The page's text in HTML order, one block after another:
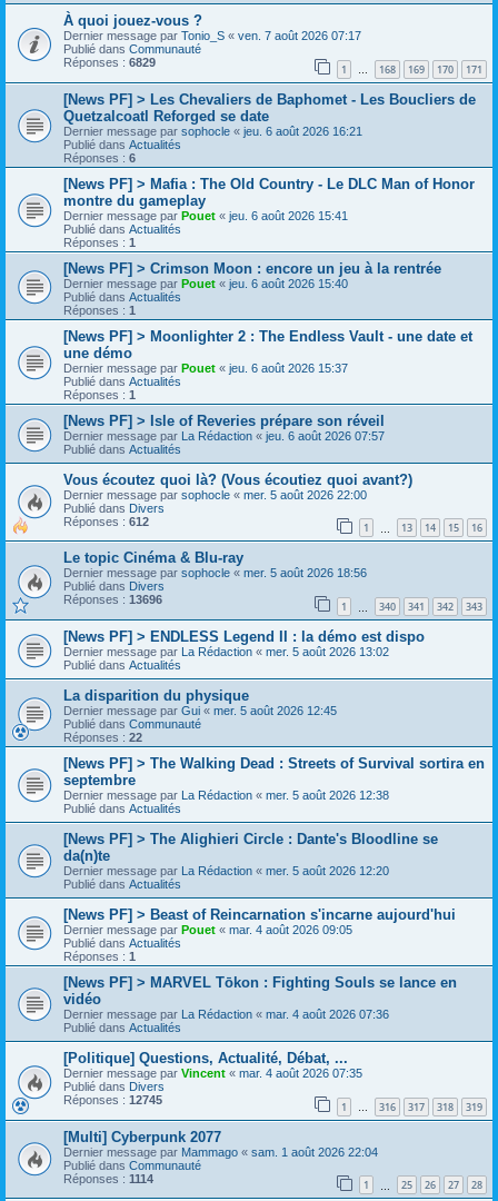
À quoi jouez-vous ?
Dernier message par Tonio_S « ven. 7 août 2026 07:17
Publié dans Communauté
Réponses : 6829 1 … 168 169 170 171
[News PF] > Les Chevaliers de Baphomet - Les Boucliers de
Quetzalcoatl Reforged se date
Dernier message par sophocle « jeu. 6 août 2026 16:21
Publié dans Actualités
Réponses : 6
[News PF] > Mafia : The Old Country - Le DLC Man of Honor
montre du gameplay
Dernier message par Pouet « jeu. 6 août 2026 15:41
Publié dans Actualités
Réponses : 1
[News PF] > Crimson Moon : encore un jeu à la rentrée
Dernier message par Pouet « jeu. 6 août 2026 15:40
Publié dans Actualités
Réponses : 1
[News PF] > Moonlighter 2 : The Endless Vault - une date et
une démo
Dernier message par Pouet « jeu. 6 août 2026 15:37
Publié dans Actualités
Réponses : 1
[News PF] > Isle of Reveries prépare son réveil
Dernier message par La Rédaction « jeu. 6 août 2026 07:57
Publié dans Actualités
Vous écoutez quoi là? (Vous écoutiez quoi avant?)
Dernier message par sophocle « mer. 5 août 2026 22:00
Publié dans Divers
Réponses : 612 1 13 14 15 16
Le topic Cinéma & Blu-ray
Dernier message par sophocle « mer. 5 août 2026 18:56
Publié dans Divers
Réponses : 13696 1 340 341 342 343
[News PF] > ENDLESS Legend II : la démo est dispo
Dernier message par La Rédaction « mer. 5 août 2026 13:02
Publié dans Actualités
La disparition du physique
Dernier message par Gui « mer. 5 août 2026 12:45
Publié dans Communauté
Réponses : 22
[News PF] > The Walking Dead : Streets of Survival sortira en
septembre
Dernier message par La Rédaction « mer. 5 août 2026 12:38
Publié dans Actualités
[News PF] > The Alighieri Circle : Dante's Bloodline se
da(n)te
Dernier message par La Rédaction « mer. 5 août 2026 12:20
Publié dans Actualités
[News PF] > Beast of Reincarnation s'incarne aujourd'hui
Dernier message par Pouet « mar. 4 août 2026 09:05
Publié dans Actualités
Réponses : 1
[News PF] > MARVEL Tōkon : Fighting Souls se lance en
vidéo
Dernier message par La Rédaction « mar. 4 août 2026 07:36
Publié dans Actualités
[Politique] Questions, Actualité, Débat, ...
Dernier message par Vincent « mar. 4 août 2026 07:35
Publié dans Divers
Réponses : 12745 1 … 316 317 318 319
[Multi] Cyberpunk 2077
Dernier message par Mammago « sam. 1 août 2026 22:04
Publié dans Communauté
Réponses : 1114 1 25 26 27 28